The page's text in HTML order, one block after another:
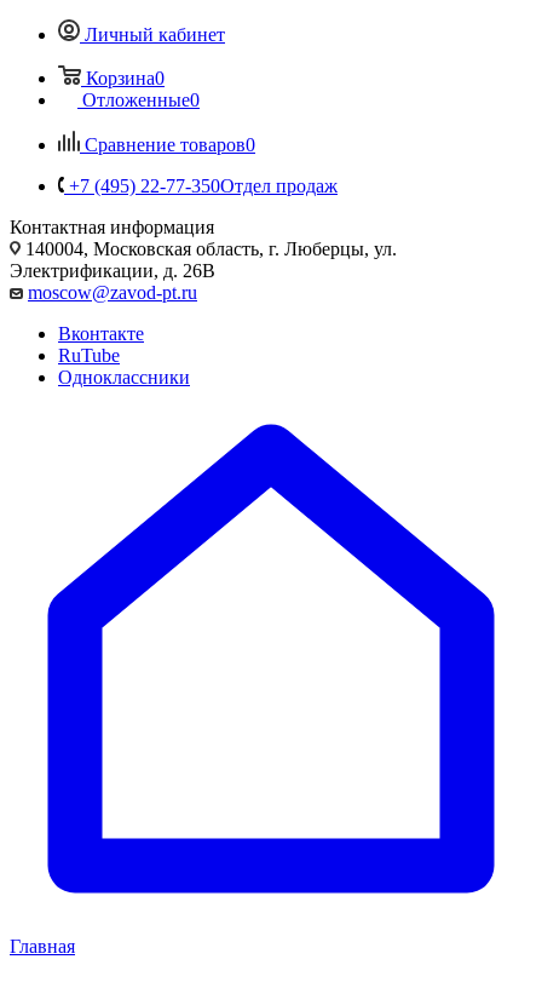
Личный кабинет
Корзина0
Отложенные0
Сравнение товаров0
+7 (495) 22-77-350Отдел продаж
Контактная информация
140004, Московская область, г. Люберцы, ул.
Электрификации, д. 26В
moscow@zavod-pt.ru
Вконтакте
RuTube
Одноклассники
Главная